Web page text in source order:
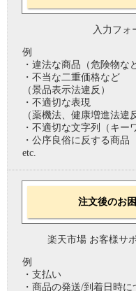
入力フォ
例
・違法な商品（危険物な
・不当な二重価格など
（景品表示法違反）
・不適切な表現
（薬機法、健康増進法違
・不適切な文字列（キー
・公序良俗に反する商品
etc.
注文後のお
楽天市場 お客様サ
例
・支払い
・商品の発送/到着日時に